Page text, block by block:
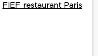
FIEF restaurant Paris